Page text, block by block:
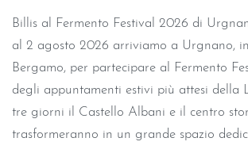
Billis al Fermento Festival 2026 di
al 2 agosto 2026 arriviamo a Urgnano,
Bergamo, per partecipare al Fermento
degli appuntamenti estivi più attesi della
tre giorni il Castello Albani e il centro
trasformeranno in un grande spazio